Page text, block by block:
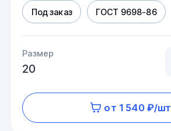
Под заказ ГОСТ 9698-86
Размер
20
от 1 540 ₽/шт